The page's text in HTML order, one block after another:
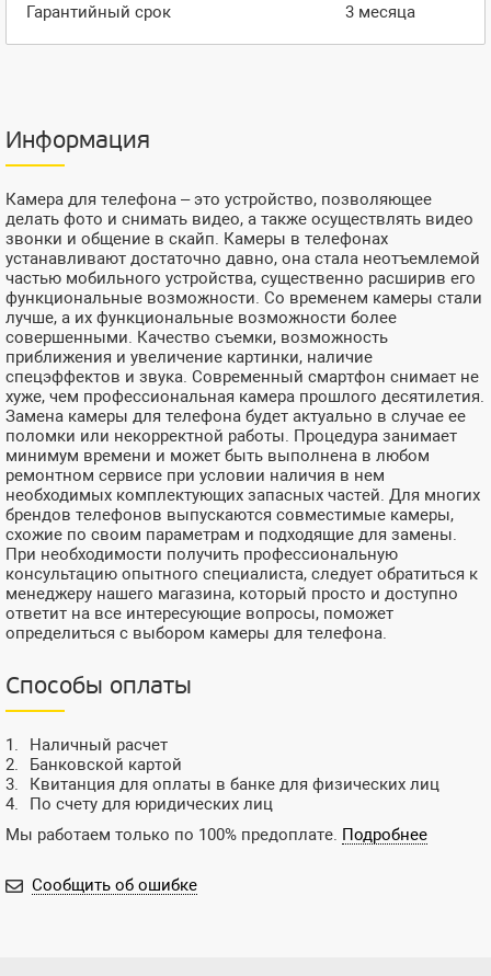
Гарантийный срок
3 месяца
Информация
Камера для телефона – это устройство, позволяющее
делать фото и снимать видео, а также осуществлять видео
звонки и общение в скайп. Камеры в телефонах
устанавливают достаточно давно, она стала неотъемлемой
частью мобильного устройства, существенно расширив его
функциональные возможности. Со временем камеры стали
лучше, а их функциональные возможности более
совершенными. Качество съемки, возможность
приближения и увеличение картинки, наличие
спецэффектов и звука. Cовременный смартфон снимает не
хуже, чем профессиональная камера прошлого десятилетия.
Замена камеры для телефона будет актуально в случае ее
поломки или некорректной работы. Процедура занимает
минимум времени и может быть выполнена в любом
ремонтном сервисе при условии наличия в нем
необходимых комплектующих запасных частей. Для многих
брендов телефонов выпускаются совместимые камеры,
схожие по своим параметрам и подходящие для замены.
При необходимости получить профессиональную
консультацию опытного специалиста, следует обратиться к
менеджеру нашего магазина, который просто и доступно
ответит на все интересующие вопросы, поможет
определиться с выбором камеры для телефона.
Способы оплаты
Наличный расчет
Банковской картой
Квитанция для оплаты в банке для физических лиц
По счету для юридических лиц
Мы работаем только по 100% предоплате. Подробнее
Сообщить об ошибке